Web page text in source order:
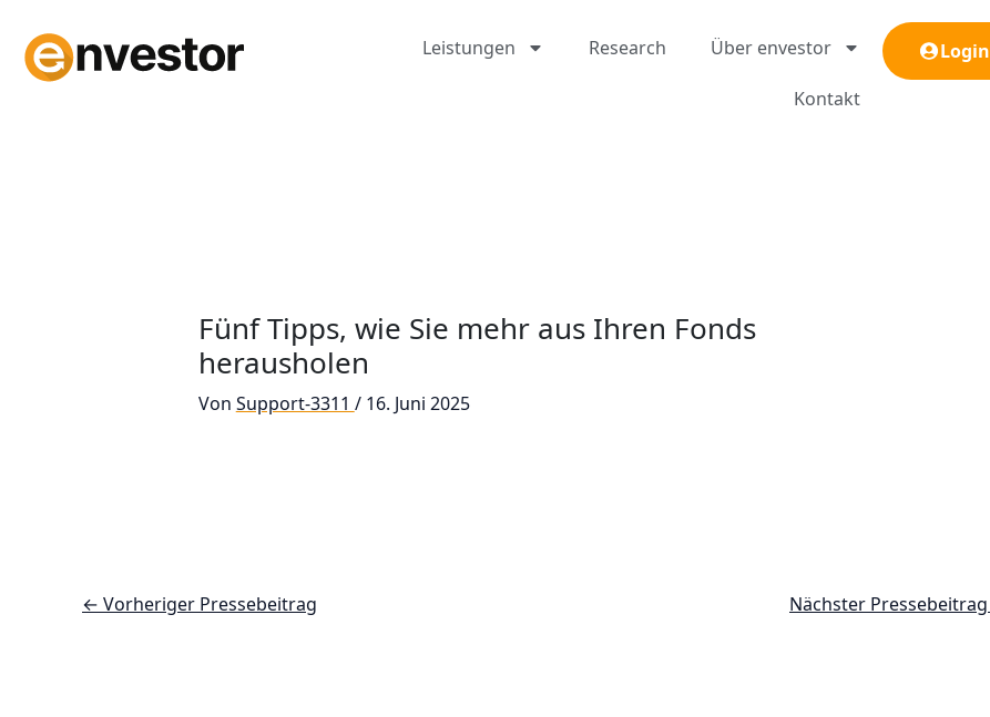
Inhalt
springen
Leistungen Research Über envestor
Kontakt
Login
Fünf Tipps, wie Sie mehr aus Ihren Fonds
herausholen
Von Support-3311 / 16. Juni 2025
← Vorheriger Pressebeitrag Nächster Pressebeitrag